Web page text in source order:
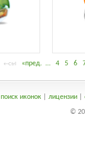
←Ctrl «пред. … 4 5 6
поиск иконок| лицензии|
©